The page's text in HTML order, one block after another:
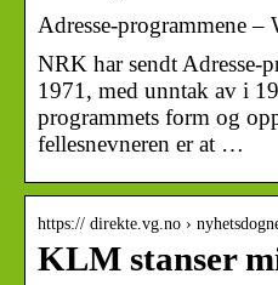
Adresse-programmene –
NRK har sendt Adresse-
1971, med unntak av i
programmets form og
fellesnevneren er at …
https:// direkte.vg.no ›
KLM stanser